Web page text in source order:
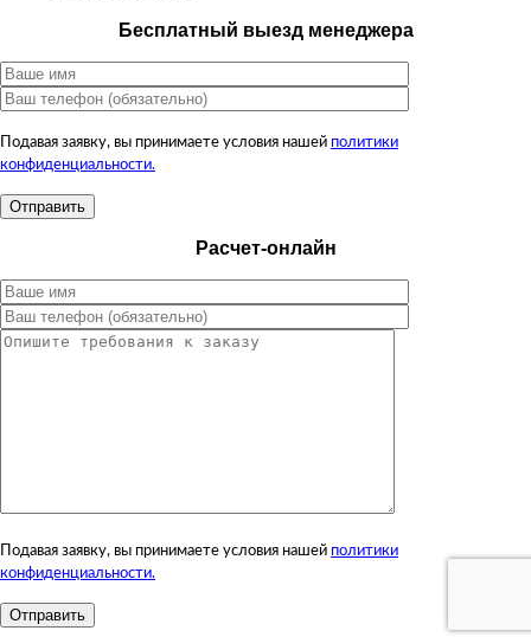
Бесплатный выезд менеджера
Подавая заявку, вы принимаете условия нашей политики
конфиденциальности.
Расчет-онлайн
Подавая заявку, вы принимаете условия нашей политики
конфиденциальности.